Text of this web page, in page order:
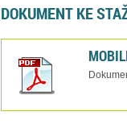
DOKUMENT KE